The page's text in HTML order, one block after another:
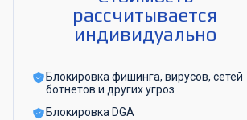
рассчитывается
индивидуально
Блокировка фишинга, вирусов, сетей
ботнетов и других угроз
Блокировка DGA